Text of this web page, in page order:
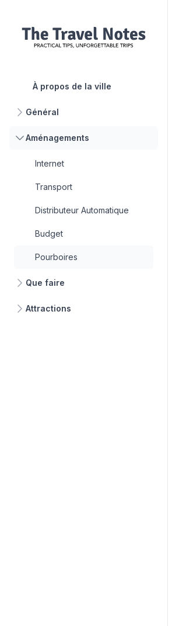
À propos de la ville
Général
Aménagements
Internet
Transport
Distributeur Automatique
Budget
Pourboires
Que faire
Attractions